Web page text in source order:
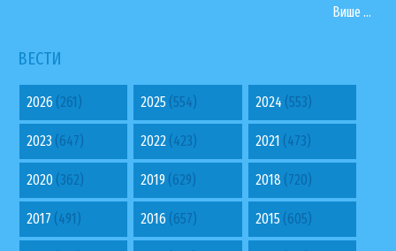
Више ...
ВЕСТИ
2026 (261) 2025 (554) 2024 (553)
2023 (647) 2022 (423) 2021 (473)
2020 (362) 2019 (629) 2018 (720)
2017 (491) 2016 (657) 2015(605)